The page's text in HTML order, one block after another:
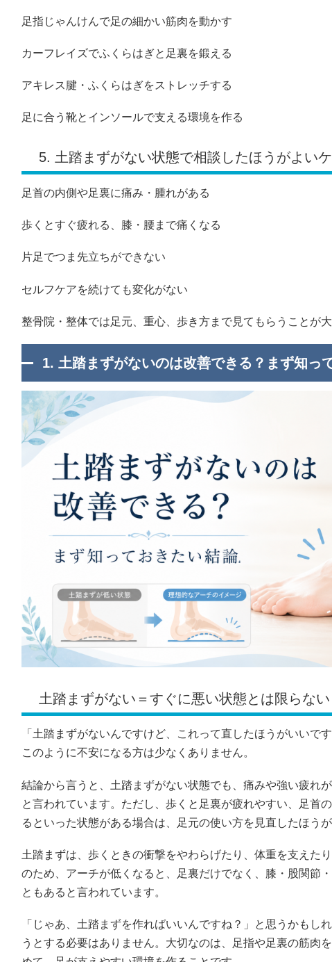
足指じゃんけんで足の細かい筋肉を動かす
カーフレイズでふくらはぎと足裏を鍛える
アキレス腱・ふくらはぎをストレッチする
足に合う靴とインソールで支える環境を作る
5. 土踏まずがない状態で相談したほうがよい
足首の内側や足裏に痛み・腫れがある
歩くとすぐ疲れる、膝・腰まで痛くなる
片足でつま先立ちができない
セルフケアを続けても変化がない
整骨院・整体では足元、重心、歩き方まで見てもらうことが
1. 土踏まずがないのは改善できる？まず知っ
土踏まずがない＝すぐに悪い状態とは限らない
「土踏まずがないんですけど、これって直したほうがいいです
このように不安になる方は少なくありません。
結論から言うと、土踏まずがない状態でも、痛みや強い疲れ
と言われています。ただし、歩くと足裏が疲れやすい、足首
るといった状態がある場合は、足元の使い方を見直したほう
土踏まずは、歩くときの衝撃をやわらげたり、体重を支えた
のため、アーチが低くなると、足裏だけでなく、膝・股関節
ともあると言われています。
「じゃあ、土踏まずを作ればいいんですね？」と思うかもし
うとする必要はありません。大切なのは、足指や足裏の筋肉